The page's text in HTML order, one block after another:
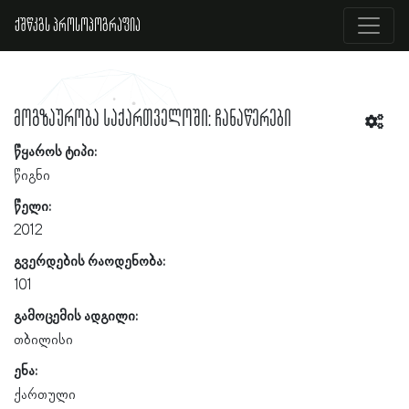
ქშწკგს პროსოპოგრაფია
მოგზაურობა საქართველოში: ჩანაწერები
წყაროს ტიპი:
წიგნი
წელი:
2012
გვერდების რაოდენობა:
101
გამოცემის ადგილი:
თბილისი
ენა:
ქართული